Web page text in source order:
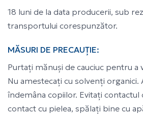
18 luni de la data producerii, sub
transportului corespunzător.
MĂSURI DE PRECAUȚIE:
Purtați mănuși de cauciuc pentru a
Nu amestecați cu solvenți organici.
îndemâna copiilor. Evitați contactul
contact cu pielea, spălați bine cu